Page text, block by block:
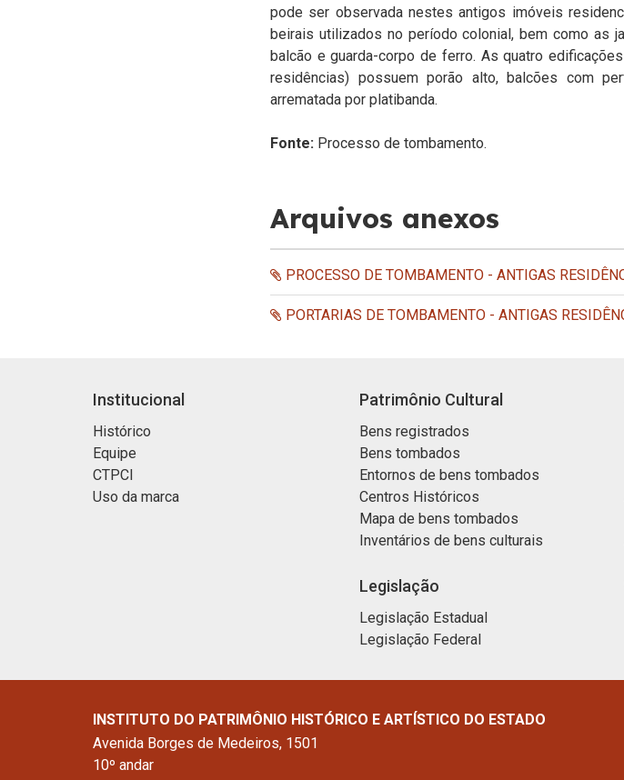
pode ser observada nestes antigos imóveis
beirais utilizados no período colonial, bem como as
balcão e guarda-corpo de ferro. As quatro
residências) possuem porão alto, balcões com
arrematada por platibanda.
Fonte: Processo de tombamento.
Arquivos anexos
PROCESSO DE TOMBAMENTO - ANTIGAS
PORTARIAS DE TOMBAMENTO - ANTIGAS
Institucional
Histórico
Equipe
CTPCI
Uso da marca
Patrimônio Cultural
Bens registrados
Bens tombados
Entornos de bens tombados
Centros Históricos
Mapa de bens tombados
Inventários de bens culturais
Legislação
Legislação Estadual
Legislação Federal
INSTITUTO DO PATRIMÔNIO HISTÓRICO E ARTÍSTICO DO ESTADO
Avenida Borges de Medeiros, 1501
10º andar